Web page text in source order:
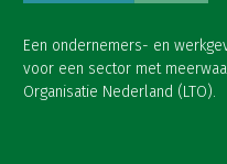
Een ondernemers- en
voor een sector met
Organisatie Nederland (LTO).